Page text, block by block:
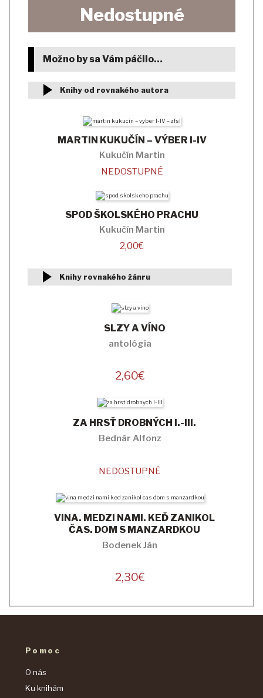
Nedostupné
Možno by sa Vám páčilo…
Knihy od rovnakého autora
MARTIN KUKUČÍN – VÝBER I-IV
Kukučín Martin
NEDOSTUPNÉ
SPOD ŠKOLSKÉHO PRACHU
Kukučín Martin
2,00€
Knihy rovnakého žánru
SLZY A VÍNO
antológia
2,60€
ZA HRSŤ DROBNÝCH I.-III.
Bednár Alfonz
NEDOSTUPNÉ
VINA. MEDZI NAMI. KEĎ ZANIKOL
ČAS. DOM S MANZARDKOU
Bodenek Ján
2,30€
Pomoc
O nás
Ku knihám